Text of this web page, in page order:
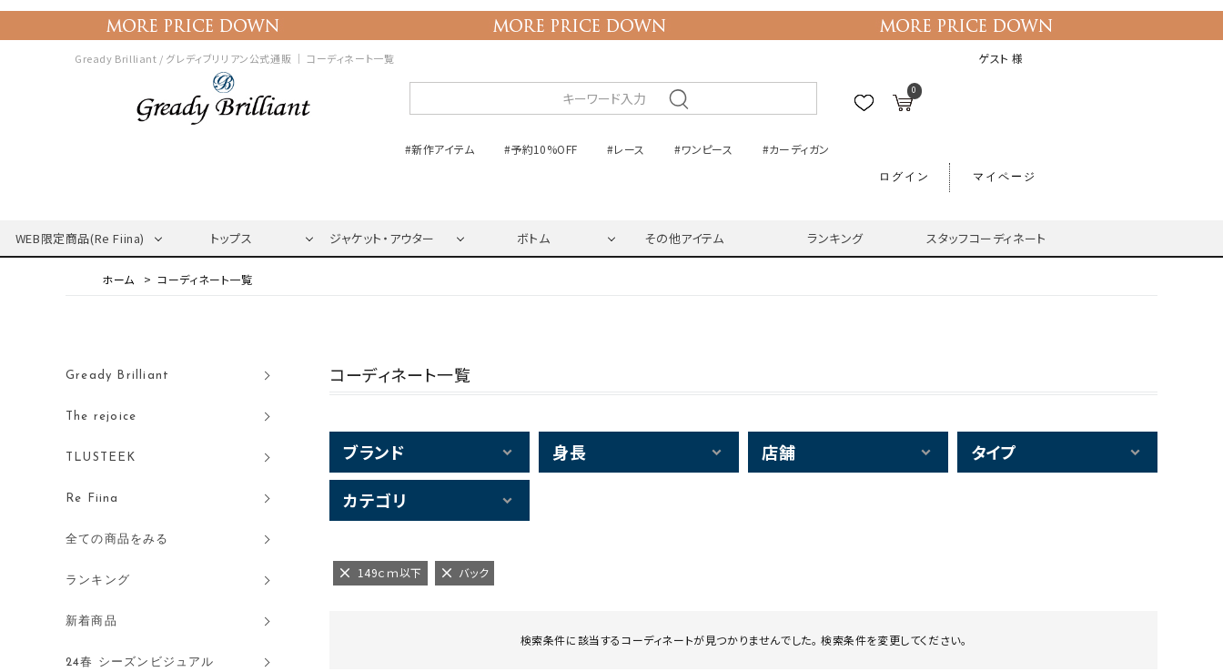
Gready Brilliant / グレディブリリアン公式通販 ｜ コーディネート一覧 ゲスト 様
0
#新作アイテム #予約10%OFF #レース #ワンピース #カーディガン
ログイン マイページ
WEB限定商品(Re Fiina) トップス ジャケット・アウター ボトム その他アイテム ランキング スタッフコーディネート
コーディネート一覧
Gready Brilliant
The rejoice
TLUSTEEK
Re Fiina
全ての商品をみる
ランキング
新着商品
24春 シーズンビジュアル
コーディネート一覧
ブランド 身長 店舗 タイプ
カテゴリ
149ｃｍ以下 バック
検索条件に該当するコーディネートが見つかりませんでした。 検索条件を変更してください。